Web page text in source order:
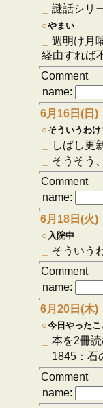
謎話シリ
○やまい
週明け月
経由すれば
Comment
name:
6月16日(日)
○ そういうわけ
しばし更
そうそう
Comment
name:
6月18日(火)
○ 入院中
そういう
Comment
name:
6月20日(木)
○今日やったこ
本を2冊
1845：石
Comment
name: